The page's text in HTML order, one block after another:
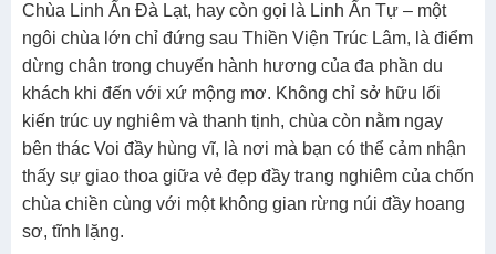
Chùa Linh Ẩn Đà Lạt, hay còn gọi là Linh Ẩn Tự – một
ngôi chùa lớn chỉ đứng sau Thiền Viện Trúc Lâm, là điểm
dừng chân trong chuyến hành hương của đa phần du
khách khi đến với xứ mộng mơ. Không chỉ sở hữu lối
kiến trúc uy nghiêm và thanh tịnh, chùa còn nằm ngay
bên thác Voi đầy hùng vĩ, là nơi mà bạn có thể cảm nhận
thấy sự giao thoa giữa vẻ đẹp đầy trang nghiêm của chốn
chùa chiền cùng với một không gian rừng núi đầy hoang
sơ, tĩnh lặng.